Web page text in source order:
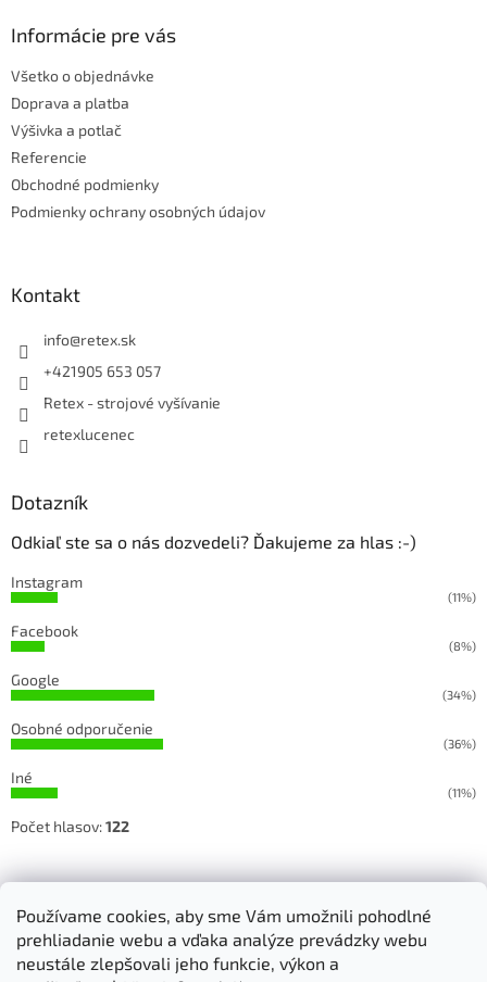
Používame cookies, aby sme Vám umožnili pohodlné
prehliadanie webu a vďaka analýze prevádzky webu
neustále zlepšovali jeho funkcie, výkon a
Informácie pre vás
Všetko o objednávke
Doprava a platba
Výšivka a potlač
Referencie
Obchodné podmienky
Podmienky ochrany osobných údajov
Kontakt
info@retex.sk
+421905 653 057
Retex - strojové vyšívanie
retexlucenec
Dotazník
Odkiaľ ste sa o nás dozvedeli? Ďakujeme za hlas :-)
Instagram
(11%)
Facebook
(8%)
Google
(34%)
Osobné odporučenie
(36%)
Iné
(11%)
Počet hlasov:122